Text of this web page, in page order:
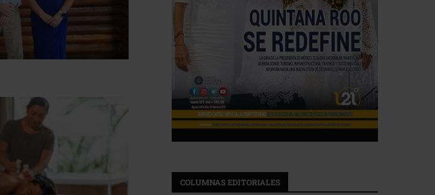
COLUMNAS EDITORIALES